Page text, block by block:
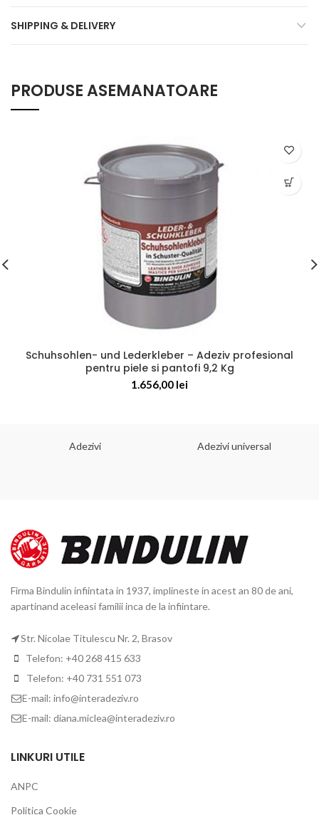
SHIPPING & DELIVERY
PRODUSE ASEMANATOARE
Schuhsohlen- und Lederkleber – Adeziv profesional
pentru piele si pantofi 9,2 Kg
1.656,00 lei
Adezivi Adezivi universal
Firma Bindulin infiintata in 1937, implineste in acest an 80 de ani,
apartinand aceleasi familii inca de la infiintare.
Str. Nicolae Titulescu Nr. 2, Brasov
Telefon: +40 268 415 633
Telefon: +40 731 551 073
E-mail: info@interadeziv.ro
E-mail: diana.miclea@interadeziv.ro
LINKURI UTILE
ANPC
Politica Cookie